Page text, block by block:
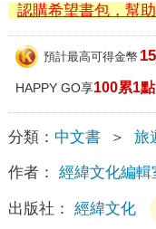
認購希望書包，幫
預計最高可得金幣 15
HAPPY GO享100累1
分類： 中文書 ＞ 旅
作者： 經緯文化編輯
出版社： 經緯文化